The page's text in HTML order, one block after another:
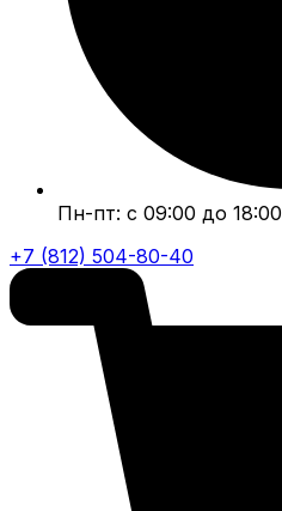
Пн-пт: с 09:00 до 18:00
+7 (812) 504-80-40